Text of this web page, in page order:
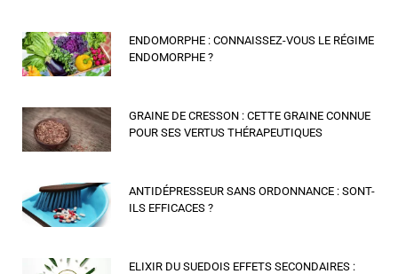
ENDOMORPHE : CONNAISSEZ-VOUS LE RÉGIME
ENDOMORPHE ?
GRAINE DE CRESSON : CETTE GRAINE CONNUE
POUR SES VERTUS THÉRAPEUTIQUES
ANTIDÉPRESSEUR SANS ORDONNANCE : SONT-
ILS EFFICACES ?
ELIXIR DU SUEDOIS EFFETS SECONDAIRES :